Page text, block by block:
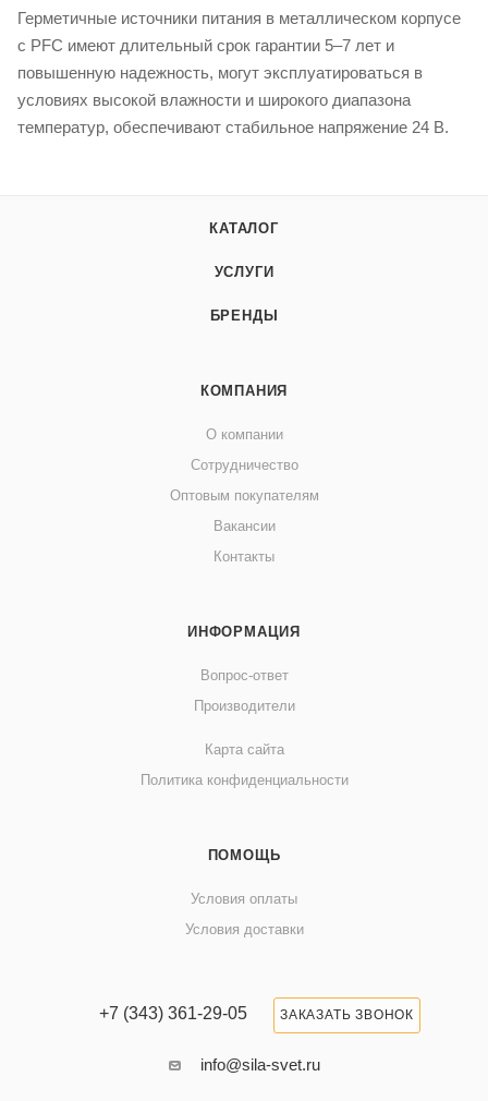
Герметичные источники питания в металлическом корпусе
с PFC имеют длительный срок гарантии 5–7 лет и
повышенную надежность, могут эксплуатироваться в
условиях высокой влажности и широкого диапазона
температур, обеспечивают стабильное напряжение 24 В.
КАТАЛОГ
УСЛУГИ
БРЕНДЫ
КОМПАНИЯ
О компании
Сотрудничество
Оптовым покупателям
Вакансии
Контакты
ИНФОРМАЦИЯ
Вопрос-ответ
Производители
Карта сайта
Политика конфиденциальности
ПОМОЩЬ
Условия оплаты
Условия доставки
+7 (343) 361-29-05 ЗАКАЗАТЬ ЗВОНОК
info@sila-svet.ru